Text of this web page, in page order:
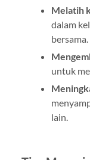
Melatih
dalam
bersama.
untuk
lain.